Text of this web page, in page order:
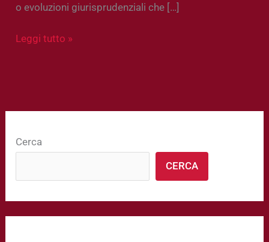
o evoluzioni giurisprudenziali che […]
Leggi tutto »
Cerca
CERCA